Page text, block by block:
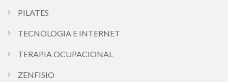
PILATES
TECNOLOGIA E INTERNET
TERAPIA OCUPACIONAL
ZENFISIO